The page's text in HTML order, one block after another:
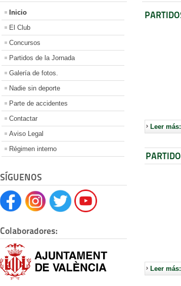
Inicio
El Club
Concursos
Partidos de la Jornada
Galería de fotos.
Nadie sin deporte
Parte de accidentes
Contactar
Aviso Legal
Régimen interno
SÍGUENOS
Colaboradores:
Leer
Leer